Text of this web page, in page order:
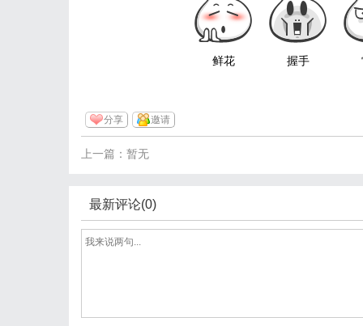
鲜花 握手
分享 邀请
上一篇：暂无
最新评论(0)